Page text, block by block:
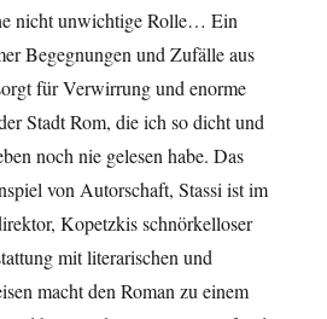
nicht unwichtige Rolle… Ein
Begegnungen und Zufälle aus
für Verwirrung und enorme
Stadt Rom, die ich so dicht und
noch nie gelesen habe. Das
von Autorschaft, Stassi ist im
Kopetzkis schnörkelloser
mit literarischen und
macht den Roman zu einem